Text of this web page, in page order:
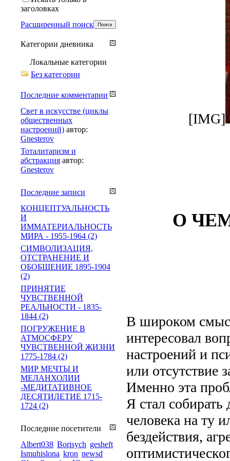
[IMG]
О
В широком
интересовал
настроений и
или отсутствие
Именно эта
Я стал
человека на ту
бездействия,
заголовках
Расширенный поиск
Категории дневника
Локальные категории
Без категории
Последние комментарии
Свет в искусстве (циклы
общественных
настроений) автор:
Gnesterov
Тоталитаризм и
абстракция автор:
Gnesterov
Последние записи
КОНЦЕПТУАЛЬНОСТЬ
И
ИММАТЕРИАЛЬНОСТЬ
МИРА - 1955-1964 (2)
СИМВОЛИЗАЦИЯ,
ОТСТРАНЕНИЕ И
ОБОБЩЕНИЕ 1895-1904
(2)
ПРИНЯТИЕ
ЧУВСТВЕННОЙ
РЕАЛЬНОСТИ - 1835-
1844 (2)
ПОГРУЖЕНИЕ В
АТМОСФЕРУ
ЧУВСТВЕННОЙ ЖИЗНИ
1775-1784 (2)
МИР МЕЧТЫ И
МЕЛАНХОЛИИ
-МЕДИТАТИВНОЕ
ДЕСЯТИЛЕТИЕ 1715-
1724 (2)
Последние посетители
Albert038 Borisych gesheft
Ismuhislona kron newsd